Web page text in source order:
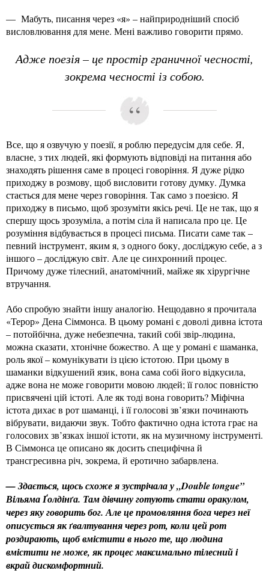
— Мабуть, писання через «я» – найприродніший спосіб
висловлювання для мене. Мені важливо говорити прямо.
Адже поезія – це простір граничної чесності,
зокрема чесності із собою.
Все, що я озвучую у поезії, я роблю передусім для себе. Я,
власне, з тих людей, які формують відповіді на питання або
знаходять рішення саме в процесі говоріння. Я дуже рідко
приходжу в розмову, щоб висловити готову думку. Думка
стається для мене через говоріння. Так само з поезією. Я
приходжу в письмо, щоб зрозуміти якісь речі. Це не так, що я
спершу щось зрозуміла, а потім сіла й написала про це. Це
розуміння відбувається в процесі письма. Писати саме так –
певний інструмент, яким я, з одного боку, досліджую себе, а з
іншого – досліджую світ. Але це синхронний процес.
Причому дуже тілесний, анатомічний, майже як хірургічне
втручання.
Або спробую знайти іншу аналогію. Нещодавно я прочитала
«Терор» Дена Сіммонса. В цьому романі є доволі дивна істота
– потойбічна, дуже небезпечна, такий собі звір-людина,
можна сказати, хтонічне божество. А ще у романі є шаманка,
роль якої – комунікувати із цією істотою. При цьому в
шаманки відкушений язик, вона сама собі його відкусила,
адже вона не може говорити мовою людей; її голос повністю
присвячені цій істоті. Але як тоді вона говорить? Міфічна
істота дихає в рот шаманці, і її голосові зв’язки починають
вібрувати, видаючи звук. Тобто фактично одна істота грає на
голосових зв’язках іншої істоти, як на музичному інструменті.
В Сіммонса це описано як досить специфічна й
трансгресивна річ, зокрема, й еротично забарвлена.
— Здається, щось схоже я зустрічала у „Double tongue”
Вільяма Ґолдінґа. Там дівчину готують стати оракулом,
через яку говорить бог. Але це промовляння бога через неї
описується як ґвалтування через рот, коли цей рот
роздирають, щоб вмістити в нього те, що людина
вмістити не може, як процес максимально тілесний і
вкрай дискомфортний.